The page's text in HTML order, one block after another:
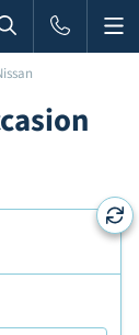
Zoeken in